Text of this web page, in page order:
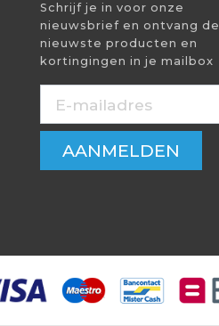
Schrijf je in voor onze
nieuwsbrief en ontvang de
nieuwste producten en
kortingingen in je mailbox
AANMELDEN